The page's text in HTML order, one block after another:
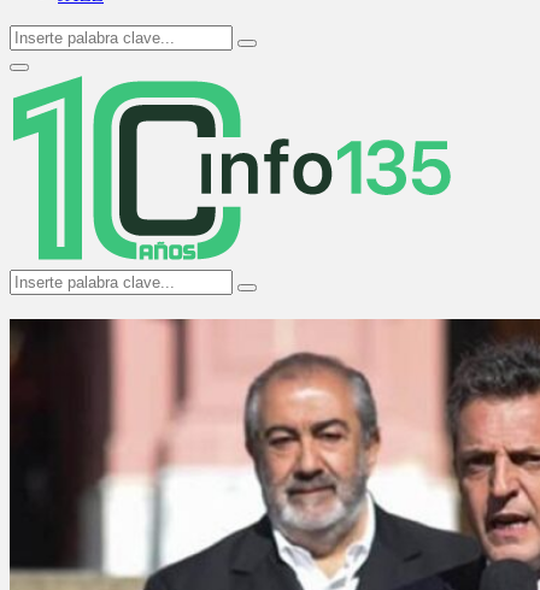
Search
for:
Search
Primary
Menu
Search
for:
Search